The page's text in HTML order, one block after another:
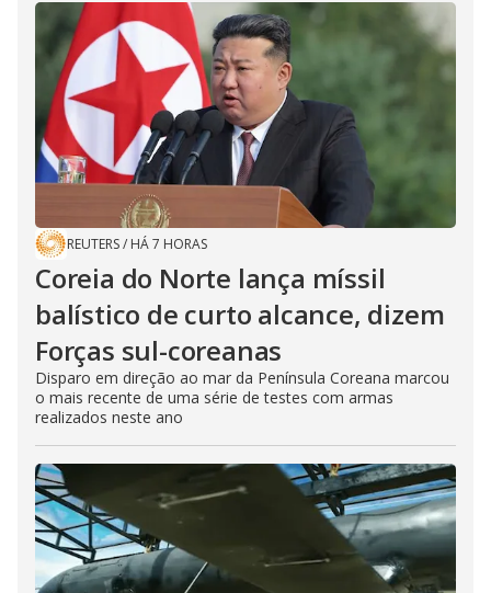
REUTERS/ HÁ 7 HORAS
Coreia do Norte lança míssil
balístico de curto alcance, dizem
Forças sul-coreanas
Disparo em direção ao mar da Península Coreana marcou
o mais recente de uma série de testes com armas
realizados neste ano